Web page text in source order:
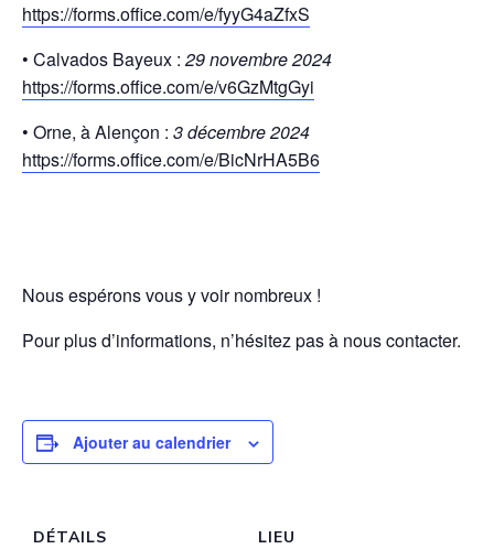
https://forms.office.com/e/fyyG4aZfxS
• Calvados Bayeux : 29 novembre 2024
https://forms.office.com/e/v6GzMtgGyi
• Orne, à Alençon : 3 décembre 2024
https://forms.office.com/e/BicNrHA5B6
Nous espérons vous y voir nombreux !
Pour plus d’informations, n’hésitez pas à nous contacter.
Ajouter au calendrier
DÉTAILS LIEU